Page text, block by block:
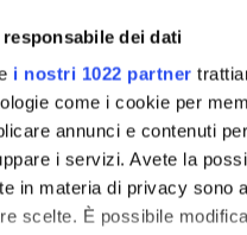
responsabile dei dati
i nostri 1022 partner
come i cookie per
annunci e contenuti
i servizi. Avete la
in materia di privacy sono
scelte. È possibile
riservati.Mediacom S.r.la Socio
la natura di dispositivi
e quant'altro) non